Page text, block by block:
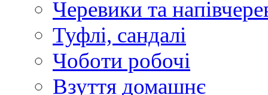
Черевики та
Туфлі, сандалі
Чоботи робочі
Взуття домашнє